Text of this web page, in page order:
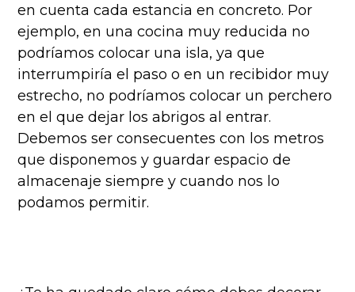
en cuenta cada estancia en concreto. Por
ejemplo, en una cocina muy reducida no
podríamos colocar una isla, ya que
interrumpiría el paso o en un recibidor muy
estrecho, no podríamos colocar un perchero
en el que dejar los abrigos al entrar.
Debemos ser consecuentes con los metros
que disponemos y guardar espacio de
almacenaje siempre y cuando nos lo
podamos permitir.